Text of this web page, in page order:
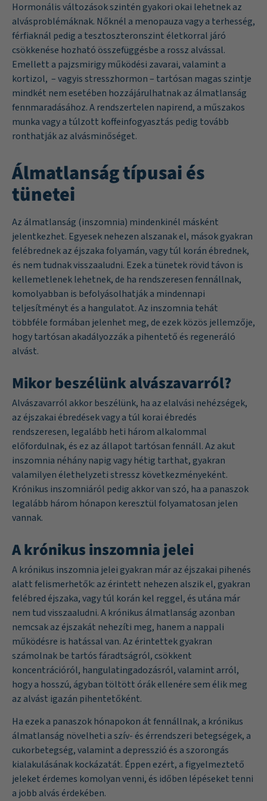
Hormonális változások szintén gyakori okai lehetnek az
alvásproblémáknak. Nőknél a menopauza vagy a terhesség,
férfiaknál pedig a tesztoszteronszint életkorral járó
csökkenése hozható összefüggésbe a rossz alvással.
Emellett a pajzsmirigy működési zavarai, valamint a
kortizol, – vagyis stresszhormon – tartósan magas szintje
mindkét nem esetében hozzájárulhatnak az álmatlanság
fennmaradásához. A rendszertelen napirend, a műszakos
munka vagy a túlzott koffeinfogyasztás pedig tovább
ronthatják az alvásminőséget.
Álmatlanság típusai és
tünetei
Az álmatlanság (inszomnia) mindenkinél másként
jelentkezhet. Egyesek nehezen alszanak el, mások gyakran
felébrednek az éjszaka folyamán, vagy túl korán ébrednek,
és nem tudnak visszaaludni. Ezek a tünetek rövid távon is
kellemetlenek lehetnek, de ha rendszeresen fennállnak,
komolyabban is befolyásolhatják a mindennapi
teljesítményt és a hangulatot. Az inszomnia tehát
többféle formában jelenhet meg, de ezek közös jellemzője,
hogy tartósan akadályozzák a pihentető és regeneráló
alvást.
Mikor beszélünk alvászavarról?
Alvászavarról akkor beszélünk, ha az elalvási nehézségek,
az éjszakai ébredések vagy a túl korai ébredés
rendszeresen, legalább heti három alkalommal
előfordulnak, és ez az állapot tartósan fennáll. Az akut
inszomnia néhány napig vagy hétig tarthat, gyakran
valamilyen élethelyzeti stressz következményeként.
Krónikus inszomniáról pedig akkor van szó, ha a panaszok
legalább három hónapon keresztül folyamatosan jelen
vannak.
A krónikus inszomnia jelei
A krónikus inszomnia jelei gyakran már az éjszakai pihenés
alatt felismerhetők: az érintett nehezen alszik el, gyakran
felébred éjszaka, vagy túl korán kel reggel, és utána már
nem tud visszaaludni. A krónikus álmatlanság azonban
nemcsak az éjszakát nehezíti meg, hanem a nappali
működésre is hatással van. Az érintettek gyakran
számolnak be tartós fáradtságról, csökkent
koncentrációról, hangulatingadozásról, valamint arról,
hogy a hosszú, ágyban töltött órák ellenére sem élik meg
az alvást igazán pihentetőként.
Ha ezek a panaszok hónapokon át fennállnak, a krónikus
álmatlanság növelheti a szív- és érrendszeri betegségek, a
cukorbetegség, valamint a depresszió és a szorongás
kialakulásának kockázatát. Éppen ezért, a figyelmeztető
jeleket érdemes komolyan venni, és időben lépéseket tenni
a jobb alvás érdekében.